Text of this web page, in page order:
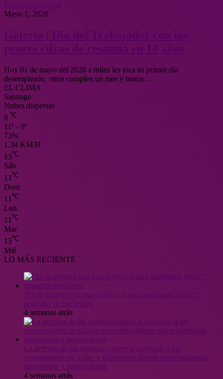
Mayo 1, 2020
Hoy 01 de mayo del 2020 a miles les toca su primer día
desempleado, otros cumplen un mes y tantos…
EL CLIMA
Santiago
Nubes dispersas
9 ℃
11º - 9º
73%
1.34 KM/H
13℃
Sáb
11℃
Dom
11 ℃
Lun
11 ℃
Mar
15℃
Mié
LO MÁS RECIENTE
4 semanas atrás
4 semanas atrás